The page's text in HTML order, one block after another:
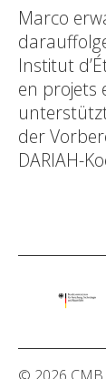
Marco
Institut
en projets
der
DARIAH-